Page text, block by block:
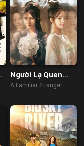
Người Lạ Quen
Thuộc
A Familiar Stranger